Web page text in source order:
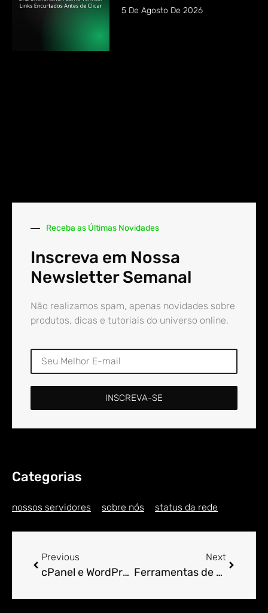
5 De Agosto De 2026
Receba as Últimas Novidades
Inscreva em Nossa
Newsletter Semanal
Não realizamos spam, apenas novidades sobre
produtos, dicas e tutoriais do universo online.
INSCREVA-SE
Categorias
nossos servidores sobre nós status da rede
Previous
cPanel e WordPress: Como Obter o Melhor Desempenho.
Next
Ferramentas de Cache e Otimização Disponíveis no cPanel.